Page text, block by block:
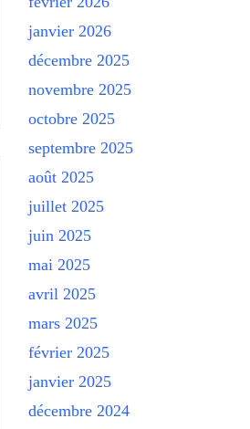
janvier 2026
décembre 2025
novembre 2025
octobre 2025
septembre 2025
août 2025
juillet 2025
juin 2025
mai 2025
avril 2025
mars 2025
février 2025
janvier 2025
décembre 2024